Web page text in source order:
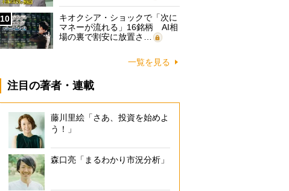
10
キオクシア・ショックで「次に
マネーが流れる」16銘柄 AI相
場の裏で割安に放置さ…
一覧を見る
注目の著者・連載
藤川里絵「さあ、投資を始めよ
う！」
森口亮「まるわかり市況分析」